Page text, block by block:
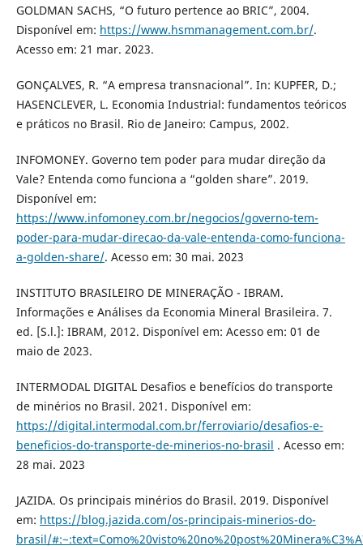
GOLDMAN SACHS, “O futuro pertence ao BRIC”, 2004.
Disponível em: https://www.hsmmanagement.com.br/.
Acesso em: 21 mar. 2023.
GONÇALVES, R. “A empresa transnacional”. In: KUPFER, D.;
HASENCLEVER, L. Economia Industrial: fundamentos teóricos
e práticos no Brasil. Rio de Janeiro: Campus, 2002.
INFOMONEY. Governo tem poder para mudar direção da
Vale? Entenda como funciona a “golden share”. 2019.
Disponível em:
https://www.infomoney.com.br/negocios/governo-tem-
poder-para-mudar-direcao-da-vale-entenda-como-funciona-
a-golden-share/. Acesso em: 30 mai. 2023
INSTITUTO BRASILEIRO DE MINERAÇÃO - IBRAM.
Informações e Análises da Economia Mineral Brasileira. 7.
ed. [S.l.]: IBRAM, 2012. Disponível em: Acesso em: 01 de
maio de 2023.
INTERMODAL DIGITAL Desafios e benefícios do transporte
de minérios no Brasil. 2021. Disponível em:
https://digital.intermodal.com.br/ferroviario/desafios-e-
beneficios-do-transporte-de-minerios-no-brasil . Acesso em:
28 mai. 2023
JAZIDA. Os principais minérios do Brasil. 2019. Disponível
em: https://blog.jazida.com/os-principais-minerios-do-
brasil/